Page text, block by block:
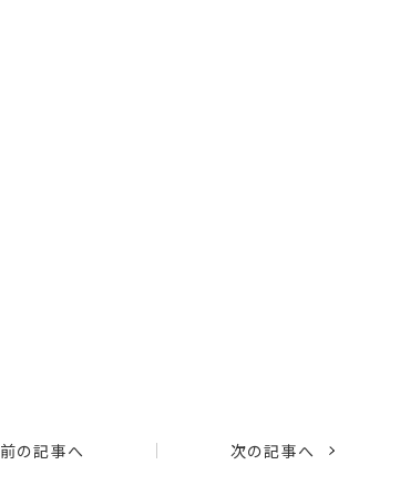
前の記事へ 次の記事へ